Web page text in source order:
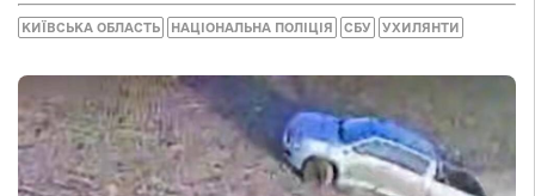
КИЇВСЬКА ОБЛАСТЬ НАЦІОНАЛЬНА ПОЛІЦІЯ СБУ УХИЛЯНТИ